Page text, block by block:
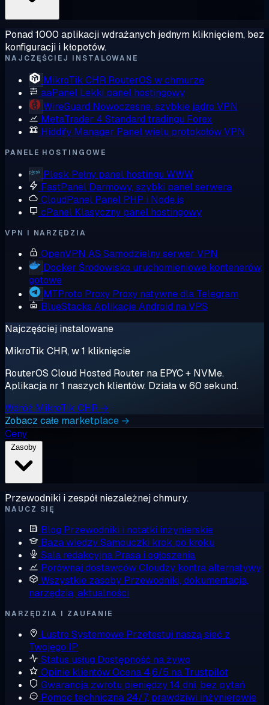
Ponad 1000 aplikacji wdrażanych jednym kliknięciem, bez
konfiguracji i kłopotów.
NAJCZĘŚCIEJ INSTALOWANE
MikroTik CHR RouterOS w chmurze
aaPanel Lekki panel hostingowy
WireGuard Nowoczesne, szybkie jądro VPN
MetaTrader 4 Standard tradingu Forex
Hiddify Manager Panel wielu protokołów VPN
PANELE HOSTINGOWE
Plesk Pełny panel hostingu WWW
FastPanel Darmowy, szybki panel serwera
CloudPanel Panel PHP i Node.js
cPanel Klasyczny panel hostingowy
VPN I NARZĘDZIA
OpenVPN AS Samodzielny serwer VPN
Docker Środowisko uruchomieniowe kontenerów,
gotowe
MTProto Proxy Proxy natywne dla Telegram
BlueStacks Aplikacje Android na VPS
Najczęściej instalowane
MikroTik CHR, w 1 kliknięcie
RouterOS Cloud Hosted Router na EPYC + NVMe.
Aplikacja nr 1 naszych klientów. Działa w 60 sekund.
Wdróż MikroTik CHR →
Zobacz całe marketplace →
Ceny
Przewodniki i zespół niezależnej chmury.
NAUCZ SIĘ
Blog Przewodniki i notatki inżynierskie
Baza wiedzySamouczki krok po kroku
Sala redakcyjna Prasa i ogłoszenia
Porównaj dostawcówCloudzy kontra alternatywy
Wszystkie zasoby Przewodniki, dokumentacja,
narzędzia, aktualności
NARZĘDZIA I ZAUFANIE
Lustro Systemowe Przetestuj naszą sieć z
Twojego IP
Status usług Dostępność na żywo
Opinie klientówOcena 4,6/5 na Trustpilot
Gwarancja zwrotu pieniędzy14 dni, bez pytań
Pomoc techniczna 24/7, prawdziwi inżynierowie